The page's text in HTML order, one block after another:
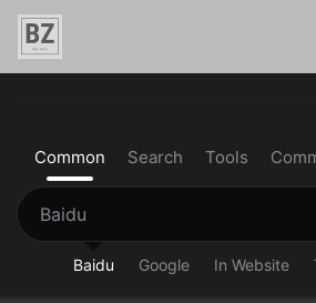
Common Search Tools
Baidu Google In Website